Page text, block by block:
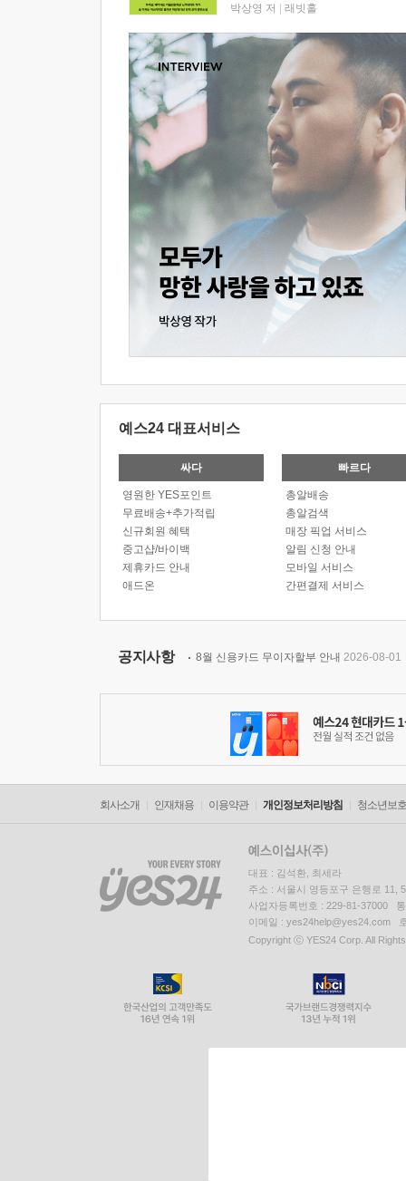
박상영 저 래빗홀
예스24 대표서비스
싸다
영원한 YES포인트
무료배송+추가적립
신규회원 혜택
중고샵/바이백
제휴카드 안내
애드온
빠르다
총알배송
총알검색
매장 픽업 서비스
알림 신청 안내
모바일 서비스
간편결제 서비스
공지사항 8월 신용카드 무이자할부 안내 2026-08-01
회사소개 인재채용 이용약관 개인정보처리방침 청소년보
대표 : 김석환, 최세라
주소 : 서울시 영등포구 은행로 11,
사업자등록번호 : 229-81-37000
이메일 : yes24help@yes24.com
Copyright ⓒ YES24 Corp. All